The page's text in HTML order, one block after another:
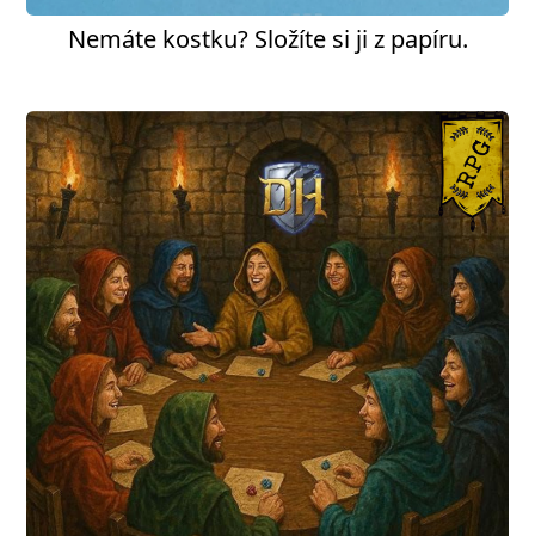
Nemáte kostku? Složíte si ji z papíru.